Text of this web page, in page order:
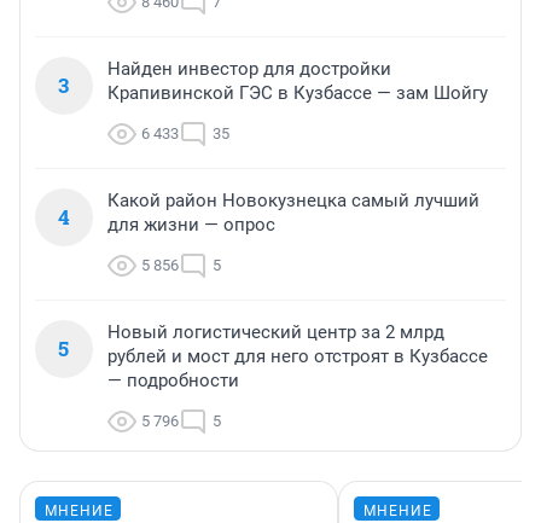
3
Найден инвестор для достройки
Крапивинской ГЭС в Кузбассе — зам Шойгу
6 433 35
4
Какой район Новокузнецка самый лучший
для жизни — опрос
5 856 5
5
Новый логистический центр за 2 млрд
рублей и мост для него отстроят в Кузбассе
— подробности
5 796 5
МНЕНИЕ МНЕНИЕ